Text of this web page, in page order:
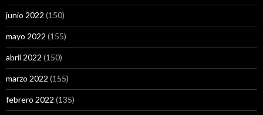
junio 2022 (150)
mayo 2022 (155)
abril 2022 (150)
marzo 2022 (155)
febrero 2022 (135)